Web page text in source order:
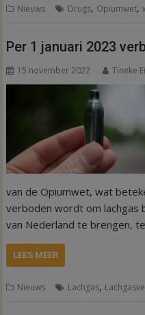
Nieuws Drugs, Opiumwet,
Per 1 januari 2023
15 november 2022 Tineke
van de Opiumwet, wat
verboden wordt om lachgas
van Nederland te brengen,
LEES MEER
Nieuws Lachgas,